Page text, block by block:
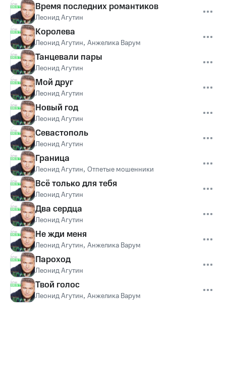
Время последних романтиков
Леонид Агутин
Королева
Леонид Агутин, Анжелика Варум
Танцевали пары
Леонид Агутин
Мой друг
Леонид Агутин
Новый год
Леонид Агутин
Севастополь
Леонид Агутин
Граница
Леонид Агутин, Отпетые мошенники
Всё только для тебя
Леонид Агутин
Два сердца
Леонид Агутин
Не жди меня
Леонид Агутин, Анжелика Варум
Пароход
Леонид Агутин
Твой голос
Леонид Агутин, Анжелика Варум